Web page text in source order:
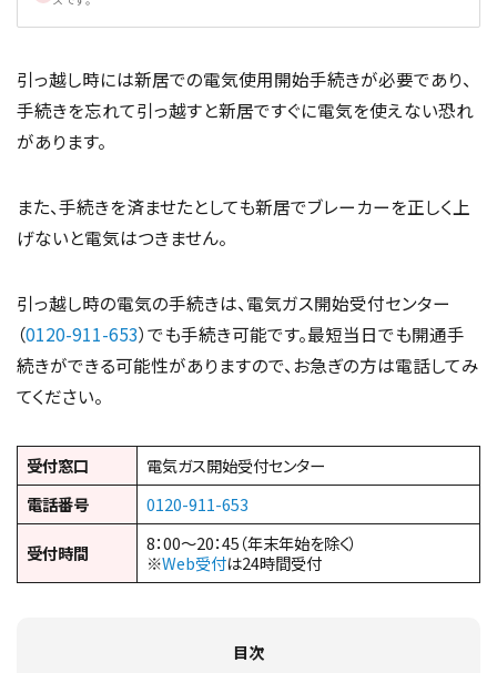
引っ越し時には新居での電気使用開始手続きが必要であり、
手続きを忘れて引っ越すと新居ですぐに電気を使えない恐れ
があります。
また、手続きを済ませたとしても新居でブレーカーを正しく上
げないと電気はつきません。
引っ越し時の電気の手続きは、電気ガス開始受付センター
（0120-911-653）でも手続き可能です。最短当日でも開通手
続きができる可能性がありますので、お急ぎの方は電話してみ
てください。
受付窓口
電気ガス開始受付センター
電話番号
0120-911-653
受付時間
8：00～20：45（年末年始を除く）
※Web受付は24時間受付
目次